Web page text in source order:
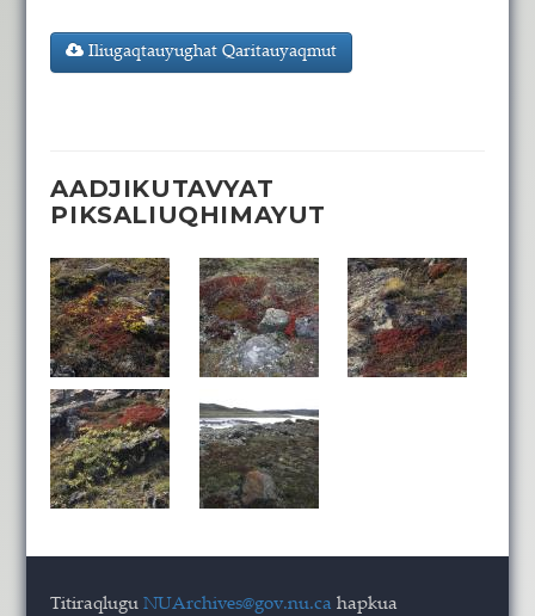
Iliugaqtauyughat Qaritauyaqmut
AADJIKUTAVYAT
PIKSALIUQHIMAYUT
TitiraqluguNUArchives@gov.nu.ca hapkua